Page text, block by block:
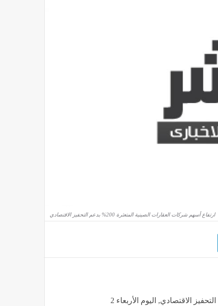
ارتفاع أسهم شركات العقارات الصينية المتعثرة 200% بدعم التحفيز الاقتصادي
ارتفاع أسهم شركات العقارات الصينية المتعثرة 200% بدعم التحفيز الاقتصادي, اليوم الأربعاء 2